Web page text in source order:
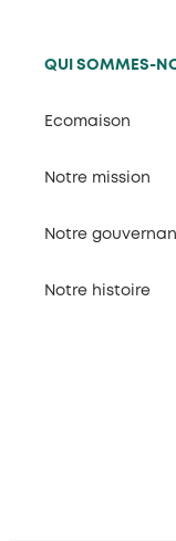
QUI SOMMES-
Ecomaison
Notre mission
Notre
Notre histoire